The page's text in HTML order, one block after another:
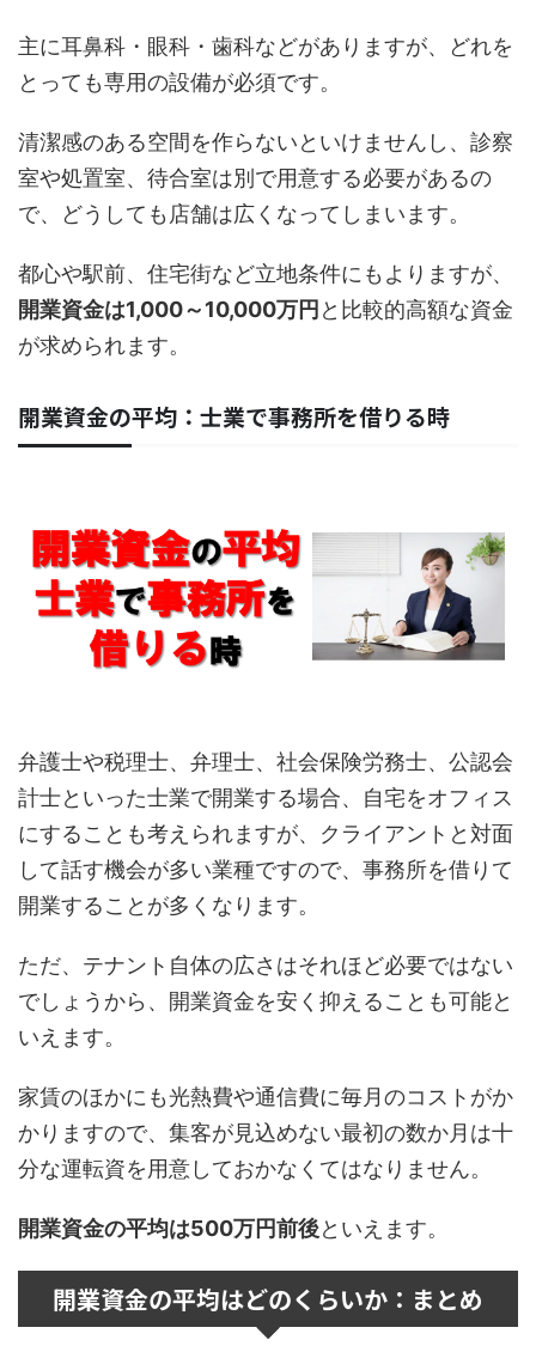
主に耳鼻科・眼科・歯科などがありますが、どれを
とっても専用の設備が必須です。
清潔感のある空間を作らないといけませんし、診察
室や処置室、待合室は別で用意する必要があるの
で、どうしても店舗は広くなってしまいます。
都心や駅前、住宅街など立地条件にもよりますが、
開業資金は1,000～10,000万円と比較的高額な資金
が求められます。
開業資金の平均：士業で事務所を借りる時
弁護士や税理士、弁理士、社会保険労務士、公認会
計士といった士業で開業する場合、自宅をオフィス
にすることも考えられますが、クライアントと対面
して話す機会が多い業種ですので、事務所を借りて
開業することが多くなります。
ただ、テナント自体の広さはそれほど必要ではない
でしょうから、開業資金を安く抑えることも可能と
いえます。
家賃のほかにも光熱費や通信費に毎月のコストがか
かりますので、集客が見込めない最初の数か月は十
分な運転資を用意しておかなくてはなりません。
開業資金の平均は500万円前後といえます。
開業資金の平均はどのくらいか：まとめ